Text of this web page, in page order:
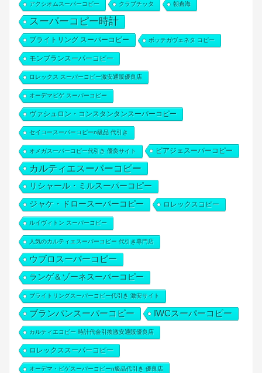
アクシオムスーパーコピー クラブチッタ 朝倉海
スーパーコピー時計
ブライトリング スーパーコピー ボッテガヴェネタ コピー
モンブランスーパーコピー
ロレックス スーパーコピー激安通販優良店
オーデマピゲ スーパーコピー
ヴァシュロン・コンスタンタンスーパーコピー
セイコースーパーコピーn級品 代引き
オメガスーパーコピー代引き 優良サイト ピアジェスーパーコピー
カルティエスーパーコピー
リシャール・ミルスーパーコピー
ジャケ・ドロースーパーコピー ロレックスコピー
ルイヴィトン スーパーコピー
人気のカルティエスーパーコピー 代引き専門店
ウブロスーパーコピー
ランゲ＆ゾーネスーパーコピー
ブライトリングスーパーコピー代引き 激安サイト
ブランパンスーパーコピー IWCスーパーコピー
カルティエコピー 時計代金引換激安通販優良店
ロレックススーパーコピー
オーデマ・ピゲスーパーコピーn級品代引き 優良店